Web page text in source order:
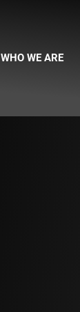
WHO WE ARE